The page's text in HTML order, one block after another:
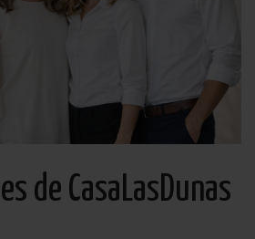
de CasaLasDunas